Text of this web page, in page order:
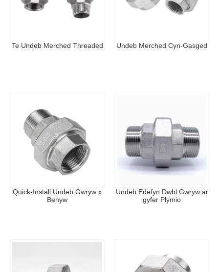
Tymheredd
-20 ° C i 120 ° C
mewn dŵr poeth neu systemau gwresogi.
Elbow Undeb Gwrywaidd Hawdd ei Osod: Yn cynnwys
edafedd gwrywaidd i'w gosod yn gyflym, yn ddelfrydol ar
gyfer cysylltiadau cyflym ar droadau pibellau.
Te Undeb Merched Threaded
: Gyda phorthladdoedd
threaded benywaidd a changen tair ffordd, yn hwyluso
Te Undeb Merched Threaded Undeb Merched Cyn-Gasged
Quick-Install Undeb Gwryw x
Benyw
Undeb Edefyn Dwbl Gwryw ar
gyfer Plymio